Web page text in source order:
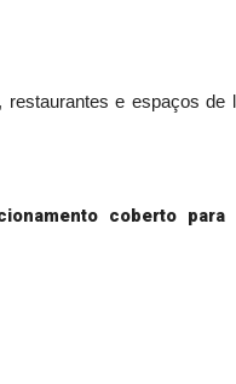
restaurantes e espaços de
coberto